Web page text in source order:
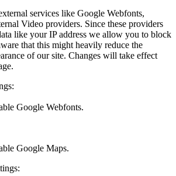
services like Google Webfonts,
Video providers. Since these providers
like your IP address we allow you to block
that this might heavily reduce the
of our site. Changes will take effect
Google Webfonts.
Google Maps.